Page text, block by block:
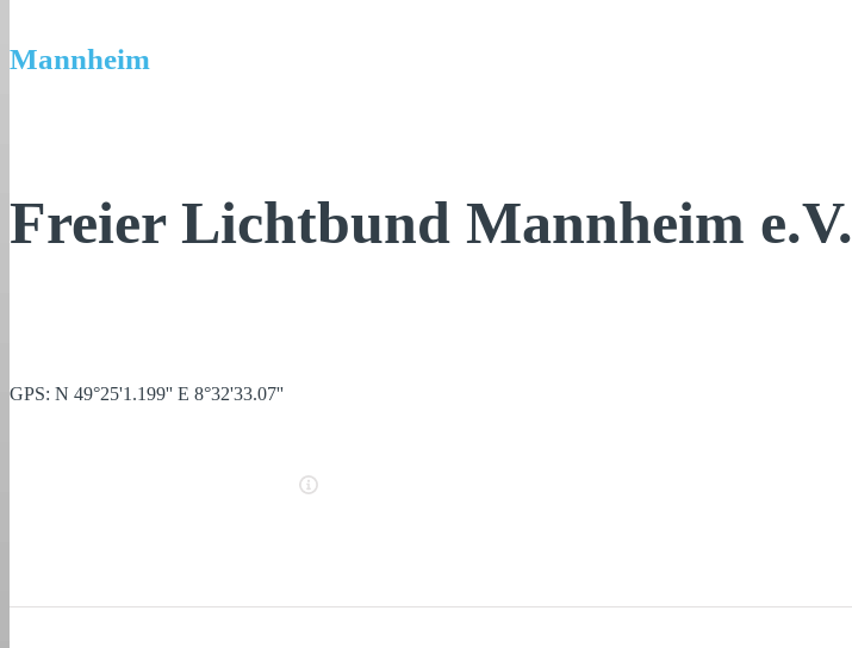
Mannheim
Freier Lichtbund Mannheim e.V.
GPS: N 49°25'1.199'' E 8°32'33.07''